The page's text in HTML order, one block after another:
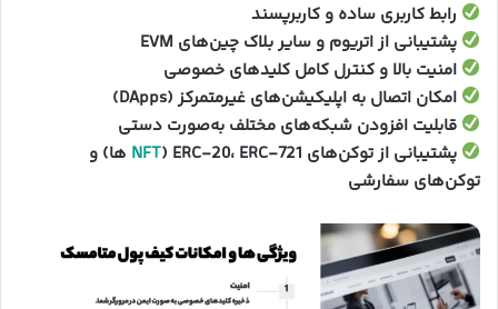
رابط کاربری ساده و کاربرپسند
پشتیبانی از اتریوم و سایر بلاک چین‌های EVM
امنیت بالا و کنترل کامل کلیدهای خصوصی
امکان اتصال به اپلیکیشن‌های غیرمتمرکز (DApps)
قابلیت افزودن شبکه‌های مختلف به‌صورت دستی
پشتیبانی از توکن‌های ERC-20، ERC-721 (
NFT ها) و
توکن‌های سفارشی